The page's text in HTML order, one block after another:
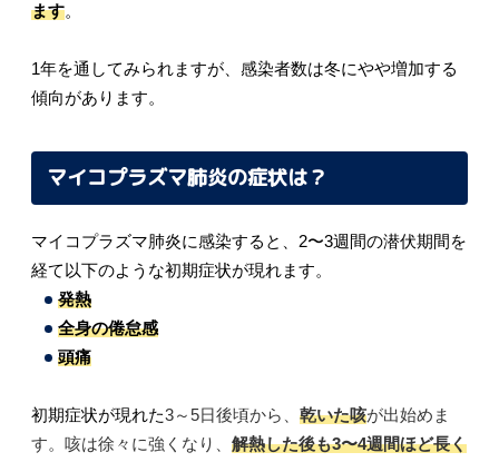
ます。
1年を通してみられますが、感染者数は冬にやや増加する
傾向があります。
マイコプラズマ肺炎の症状は？
マイコプラズマ肺炎に感染すると、2〜3週間の潜伏期間を
経て以下のような初期症状が現れます。
発熱
全身の倦怠感
頭痛
初期症状が現れた3～5日後頃から、 乾いた咳が出始めま
す。咳は徐々に強くなり、 解熱した後も3〜4週間ほど長く